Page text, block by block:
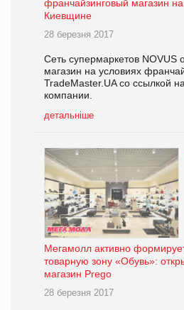
франчайзинговый магазин на
Киевщине
28 березня 2017
Сеть супермаркетов NOVUS
магазин на условиях
TradeMaster.UA со ссылкой
компании.
детальніше
Мегамолл активно
товарную зону «Обувь»:
магазин Prego
28 березня 2017